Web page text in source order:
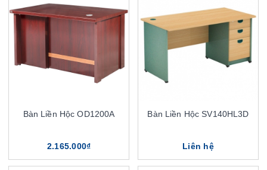
Bàn Liền Hộc OD1200A
2.165.000₫
Bàn Liền Hộc SV140HL3D
Liên hệ